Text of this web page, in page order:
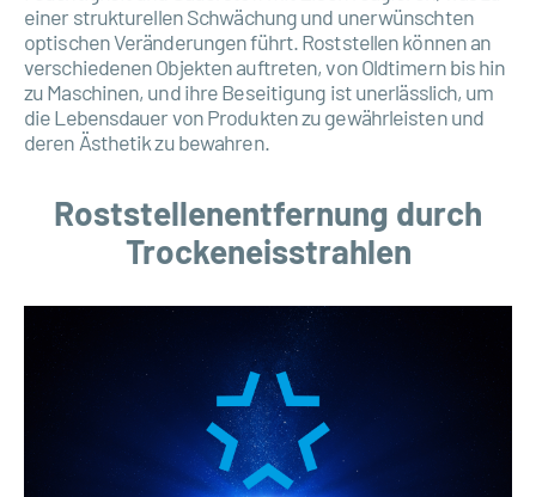
einer strukturellen Schwächung und unerwünschten
optischen Veränderungen führt. Roststellen können an
verschiedenen Objekten auftreten, von Oldtimern bis hin
zu Maschinen, und ihre Beseitigung ist unerlässlich, um
die Lebensdauer von Produkten zu gewährleisten und
deren Ästhetik zu bewahren.
Roststellenentfernung durch
Trockeneisstrahlen